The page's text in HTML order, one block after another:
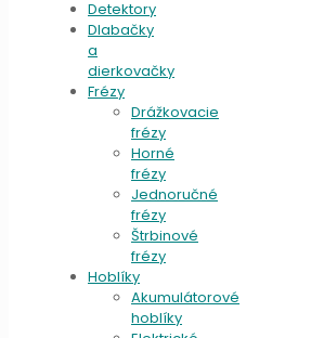
Detektory
Dlabačky
a
dierkovačky
Frézy
Drážkovacie
frézy
Horné
frézy
Jednoručné
frézy
Štrbinové
frézy
Hoblíky
Akumulátorové
hoblíky